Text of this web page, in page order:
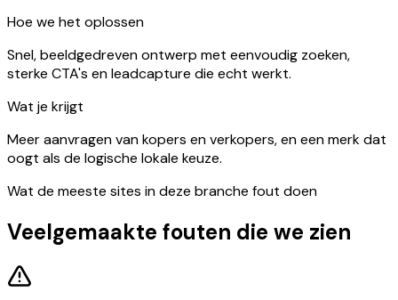
Hoe we het oplossen
Snel, beeldgedreven ontwerp met eenvoudig zoeken,
sterke CTA's en leadcapture die echt werkt.
Wat je krijgt
Meer aanvragen van kopers en verkopers, en een merk dat
oogt als de logische lokale keuze.
Wat de meeste sites in deze branche fout doen
Veelgemaakte fouten die we zien